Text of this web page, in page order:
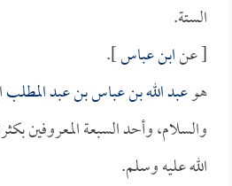
الستة.
[ عنابن عباس].
هوعبد الله بن عباس بن عبد المطلب
والسلام، وأحد السبعة المعروفين
الله عليه وسلم.